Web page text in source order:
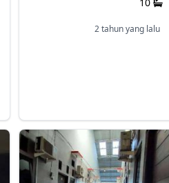
2 tahun yang lalu